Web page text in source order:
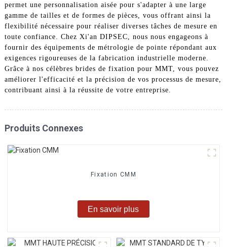
permet une personnalisation aisée pour s'adapter à une large
gamme de tailles et de formes de pièces, vous offrant ainsi la
flexibilité nécessaire pour réaliser diverses tâches de mesure en
toute confiance. Chez Xi'an DIPSEC, nous nous engageons à
fournir des équipements de métrologie de pointe répondant aux
exigences rigoureuses de la fabrication industrielle moderne.
Grâce à nos célèbres brides de fixation pour MMT, vous pouvez
améliorer l'efficacité et la précision de vos processus de mesure,
contribuant ainsi à la réussite de votre entreprise.
Produits Connexes
Fixation CMM
En savoir plus